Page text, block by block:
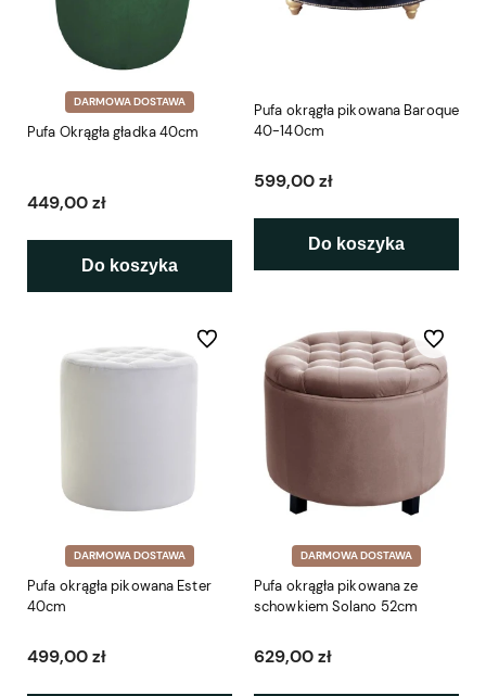
DARMOWA DOSTAWA
Pufa Okrągła gładka 40cm
449,00 zł
Do koszyka
Pufa okrągła pikowana Baroque
40-140cm
599,00 zł
Do koszyka
DARMOWA DOSTAWA
Pufa okrągła pikowana Ester
40cm
499,00 zł
Do ulubionych
DARMOWA DOSTAWA
Pufa okrągła pikowana ze
schowkiem Solano 52cm
629,00 zł
Do